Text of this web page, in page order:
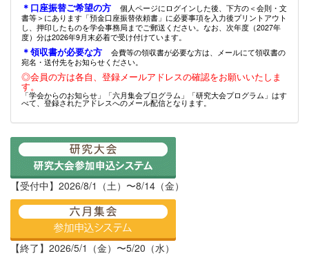
＊口座振替ご希望の方
個人ページにログインした後、下方の＜会則・文
書等＞にあります「預金口座振替依頼書」に必要事項を入力後プリントアウト
し、押印したものを学会事務局までご郵送ください。なお、次年度（2027年
度）分は2026年9月末必着で受け付けています。
＊領収書が必要な方
会費等の領収書が必要な方は、メールにて領収書の
宛名・送付先をお知らせください。
◎会員の方は各自、登録メールアドレスの確認をお願いいたしま
す。
「学会からのお知らせ」「六月集会プログラム」「研究大会プログラム」はす
べて、登録されたアドレスへのメール配信となります。
【受付中】2026/8/1（土）〜8/14（金）
【終了】2026/5/1（金）〜5/20（水）